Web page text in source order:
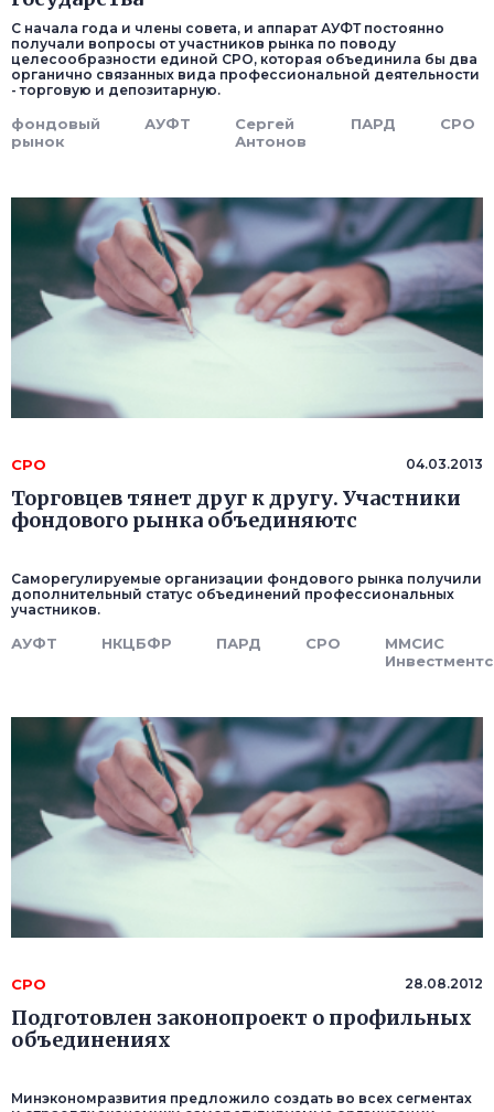
С начала года и члены совета, и аппарат АУФТ постоянно
получали вопросы от участников рынка по поводу
целесообразности единой СРО, которая объединила бы два
органично связанных вида профессиональной деятельности
- торговую и депозитарную.
фондовый
рынок
АУФТ
Сергей
Антонов
ПАРД СРО
СРО 04.03.2013
Торговцев тянет друг к другу. Участники
фондового рынка объединяютс
Саморегулируемые организации фондового рынка получили
дополнительный статус объединений профессиональных
участников.
АУФТ НКЦБФР ПАРД СРО
ММСИС
Инвестментс
СРО 28.08.2012
Подготовлен законопроект о профильных
объединениях
Минэкономразвития предложило создать во всех сегментах